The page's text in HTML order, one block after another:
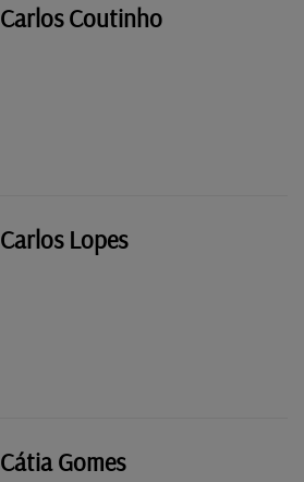
Carlos Coutinho
Carlos Lopes
Cátia Gomes